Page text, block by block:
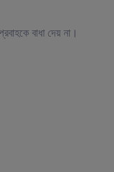
বাধা দেয় না।